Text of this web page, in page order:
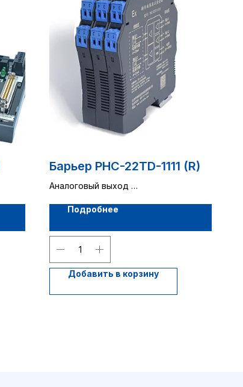
Барьер PHC-22TD-1111 (R)
Аналоговый выход
Подробнее
Добавить в корзину